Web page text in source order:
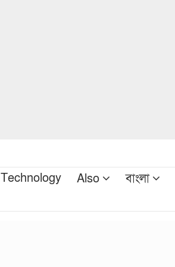
Technology Also বাংলা